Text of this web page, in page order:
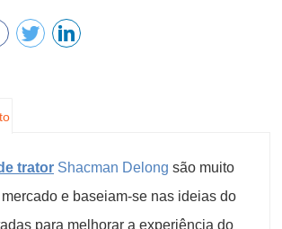
trator Shacman Delong são muito
e baseiam-se nas ideias do
para melhorar a experiência do